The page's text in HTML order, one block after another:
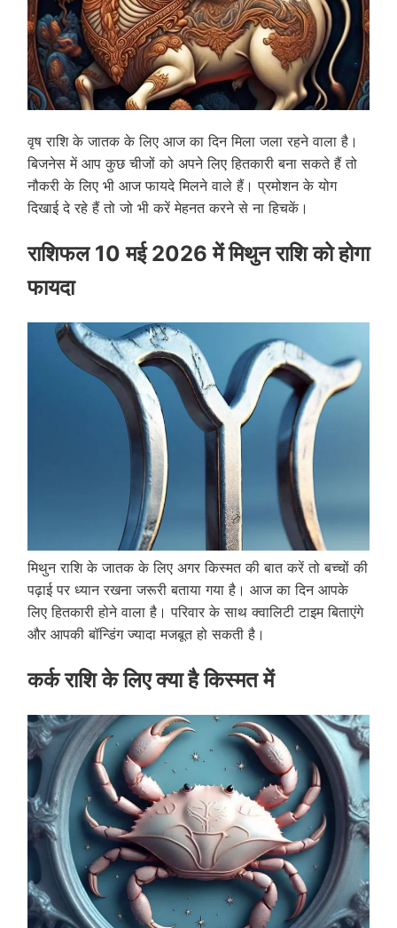
वृष राशि के जातक के लिए आज का दिन मिला जला रहने वाला है।
बिजनेस में आप कुछ चीजों को अपने लिए हितकारी बना सकते हैं तो
नौकरी के लिए भी आज फायदे मिलने वाले हैं। प्रमोशन के योग
दिखाई दे रहे हैं तो जो भी करें मेहनत करने से ना हिचकें।
राशिफल 10 मई 2026 में मिथुन राशि को होगा
फायदा
मिथुन राशि के जातक के लिए अगर किस्मत की बात करें तो बच्चों की
पढ़ाई पर ध्यान रखना जरूरी बताया गया है। आज का दिन आपके
लिए हितकारी होने वाला है। परिवार के साथ क्वालिटी टाइम बिताएंगे
और आपकी बॉन्डिंग ज्यादा मजबूत हो सकती है।
कर्क राशि के लिए क्या है किस्मत में